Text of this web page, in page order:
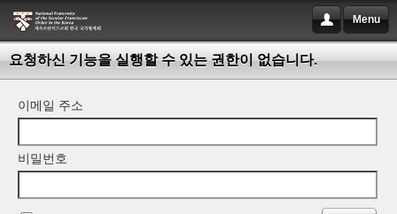
Menu
요청하신 기능을 실행할 수 있는 권한이 없습니다.
이메일 주소
비밀번호